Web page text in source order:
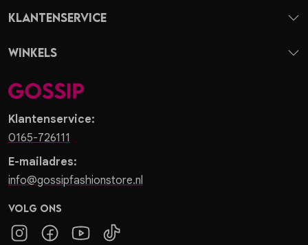
Klantenservice:
0165-726111
E-mailadres:
info@gossipfashionstore.nl
Volg ons
Klantenservice
Winkels